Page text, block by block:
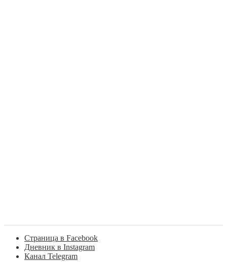
Страница в Facebook
Дневник в Instagram
Канал Telegram